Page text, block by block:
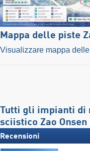
Mappa delle piste
Visualizzare mappa
Tutti gli impianti di
sciistico Zao Onsen
Recensioni